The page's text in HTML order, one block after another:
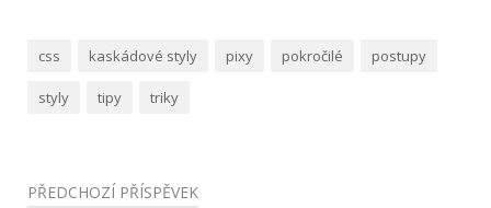
css kaskádové styly pixy pokročilé postupy
styly tipy triky
Navigace
PŘEDCHOZÍ PŘÍSPĚVEK